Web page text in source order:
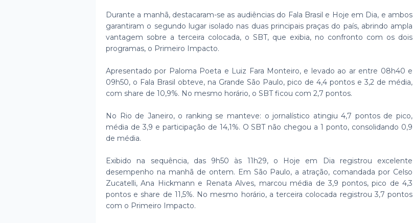
Durante a manhã, destacaram-se as audiências do Fala Brasil e Hoje em Dia, e ambos
garantiram o segundo lugar isolado nas duas principais praças do país, abrindo ampla
vantagem sobre a terceira colocada, o SBT, que exibia, no confronto com os dois
programas, o Primeiro Impacto.
Apresentado por Paloma Poeta e Luiz Fara Monteiro, e levado ao ar entre 08h40 e
09h50, o Fala Brasil obteve, na Grande São Paulo, pico de 4,4 pontos e 3,2 de média,
com share de 10,9%. No mesmo horário, o SBT ficou com 2,7 pontos.
No Rio de Janeiro, o ranking se manteve: o jornalístico atingiu 4,7 pontos de pico,
média de 3,9 e participação de 14,1%. O SBT não chegou a 1 ponto, consolidando 0,9
de média.
Exibido na sequência, das 9h50 às 11h29, o Hoje em Dia registrou excelente
desempenho na manhã de ontem. Em São Paulo, a atração, comandada por Celso
Zucatelli, Ana Hickmann e Renata Alves, marcou média de 3,9 pontos, pico de 4,3
pontos e share de 11,5%. No mesmo horário, a terceira colocada registrou 3,7 pontos
com o Primeiro Impacto.